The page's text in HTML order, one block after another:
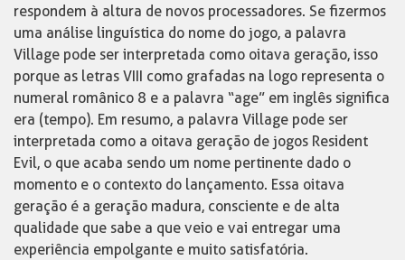
respondem à altura de novos processadores. Se fizermos
uma análise linguística do nome do jogo, a palavra
Village pode ser interpretada como oitava geração, isso
porque as letras VIII como grafadas na logo representa o
numeral românico 8 e a palavra “age” em inglês significa
era (tempo). Em resumo, a palavra Village pode ser
interpretada como a oitava geração de jogos Resident
Evil, o que acaba sendo um nome pertinente dado o
momento e o contexto do lançamento. Essa oitava
geração é a geração madura, consciente e de alta
qualidade que sabe a que veio e vai entregar uma
experiência empolgante e muito satisfatória.